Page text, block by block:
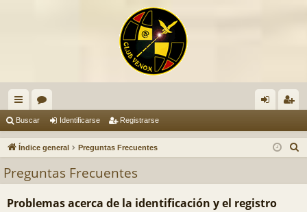
nl
ac
rá
pi
or
os nti
ar
se
ist
rs
Buscar Identificarse Registrarse
Índice general Preguntas Frecuentes
Preguntas Frecuentes
Problemas acerca de la identificación y el registro